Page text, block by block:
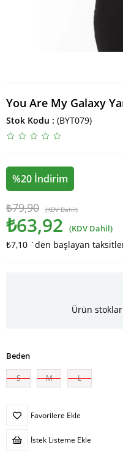
You Are My Galaxy
Stok Kodu (BYT079)
%20 İndirim
₺79,90 (KDV Dahil)
₺63,92 (KDV Dahil)
₺7,10 `den başlayan
Ürün
Beden
S M L
Favorilere Ekle
İstek Listeme Ekle